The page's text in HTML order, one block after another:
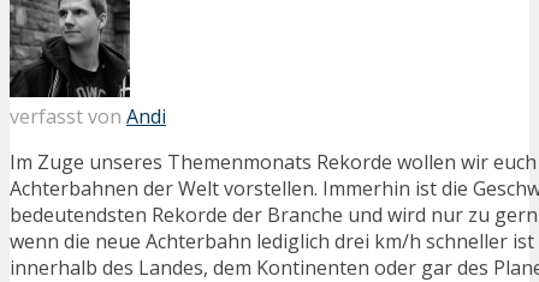
verfasst von Andi
Im Zuge unseres Themenmonats Rekorde wollen wir
Achterbahnen der Welt vorstellen. Immerhin ist die
bedeutendsten Rekorde der Branche und wird nur zu
wenn die neue Achterbahn lediglich drei km/h schneller
innerhalb des Landes, dem Kontinenten oder gar des